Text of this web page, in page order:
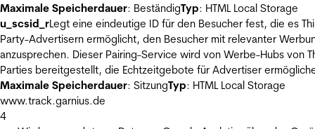
Maximale Speicherdauer: BeständigTyp: HTML Local Storage
u_scsid_rLegt eine eindeutige ID für den Besucher fest, die es
Party-Advertisern ermöglicht, den Besucher mit relevanter
anzusprechen. Dieser Pairing-Service wird von Werbe-Hubs von
Parties bereitgestellt, die Echtzeitgebote für Advertiser
Maximale Speicherdauer: SitzungTyp: HTML Local Storage
www.track.garnius.de
4